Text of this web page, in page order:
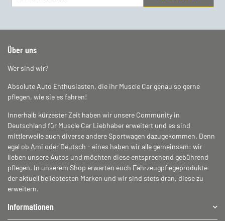
Über uns
Wer sind wir?
Absolute Auto Enthusiasten, die ihr Muscle Car genau so gerne
pflegen, wie sie es fahren!
Innerhalb kürzester Zeit haben wir unsere Community in
Deutschland für Muscle Car Liebhaber erweitert und es sind
mittlerweile auch diverse andere Sportwagen dazugekommen. Denn
egal ob Ami oder Deutsch - eines haben wir alle gemeinsam: wir
lieben unsere Autos und möchten diese entsprechend gebührend
pflegen. In unserem Shop erwarten euch Fahrzeugpflegeprodukte
der aktuell beliebtesten Marken und wir sind stets dran, diese zu
erweitern.
Informationen